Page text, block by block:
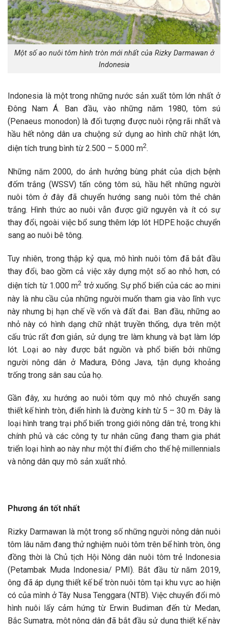
Một số ao nuôi tôm hình tròn mới nhất của Rizky Darmawan ở
Indonesia
Indonesia là một trong những nước sản xuất tôm lớn nhất ở
Đông Nam Á. Ban đầu, vào những năm 1980, tôm sú
(Penaeus monodon) là đối tượng được nuôi rộng rãi nhất và
hầu hết nông dân ưa chuộng sử dụng ao hình chữ nhật lớn,
diện tích trung bình từ 2.500 – 5.000 m2.
Những năm 2000, do ảnh hưởng bùng phát của dịch bệnh
đốm trắng (WSSV) tấn công tôm sú, hầu hết những người
nuôi tôm ở đây đã chuyển hướng sang nuôi tôm thẻ chân
trắng. Hình thức ao nuôi vẫn được giữ nguyên và ít có sự
thay đổi, ngoài việc bổ sung thêm lớp lót HDPE hoặc chuyển
sang ao nuôi bê tông.
Tuy nhiên, trong thập kỷ qua, mô hình nuôi tôm đã bắt đầu
thay đổi, bao gồm cả việc xây dựng một số ao nhỏ hơn, có
diện tích từ 1.000 m2 trở xuống. Sự phổ biến của các ao mini
này là nhu cầu của những người muốn tham gia vào lĩnh vực
này nhưng bị hạn chế về vốn và đất đai. Ban đầu, những ao
nhỏ này có hình dạng chữ nhật truyền thống, dựa trên một
cấu trúc rất đơn giản, sử dụng tre làm khung và bạt làm lớp
lót. Loại ao này được bắt nguồn và phổ biến bởi những
người nông dân ở Madura, Đông Java, tận dụng khoảng
trống trong sân sau của họ.
Gần đây, xu hướng ao nuôi tôm quy mô nhỏ chuyển sang
thiết kế hình tròn, điển hình là đường kính từ 5 – 30 m. Đây là
loại hình trang trại phổ biến trong giới nông dân trẻ, trong khi
chính phủ và các công ty tư nhân cũng đang tham gia phát
triển loại hình ao này như một thí điểm cho thế hệ millennials
và nông dân quy mô sản xuất nhỏ.
Phương án tốt nhất
Rizky Darmawan là một trong số những người nông dân nuôi
tôm lâu năm đang thử nghiệm nuôi tôm trên bể hình tròn, ông
đồng thời là Chủ tịch Hội Nông dân nuôi tôm trẻ Indonesia
(Petambak Muda Indonesia/ PMI). Bắt đầu từ năm 2019,
ông đã áp dụng thiết kế bể tròn nuôi tôm tại khu vực ao hiện
có của mình ở Tây Nusa Tenggara (NTB). Việc chuyển đổi mô
hình nuôi lấy cảm hứng từ Erwin Budiman đến từ Medan,
Bắc Sumatra, một nông dân đã bắt đầu sử dụng thiết kế này